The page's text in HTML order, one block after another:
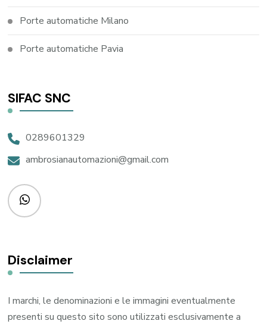
Porte automatiche Milano
Porte automatiche Pavia
SIFAC SNC
0289601329
ambrosianautomazioni@gmail.com
Disclaimer
I marchi, le denominazioni e le immagini eventualmente
presenti su questo sito sono utilizzati esclusivamente a